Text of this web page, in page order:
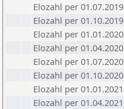
Elozahl per 01.07.2019
Elozahl per 01.10.2019
Elozahl per 01.01.2020
Elozahl per 01.04.2020
Elozahl per 01.07.2020
Elozahl per 01.10.2020
Elozahl per 01.01.2021
Elozahl per 01.04.2021